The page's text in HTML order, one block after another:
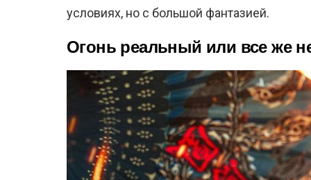
условиях, но с большой фантазией.
Огонь реальный или все же